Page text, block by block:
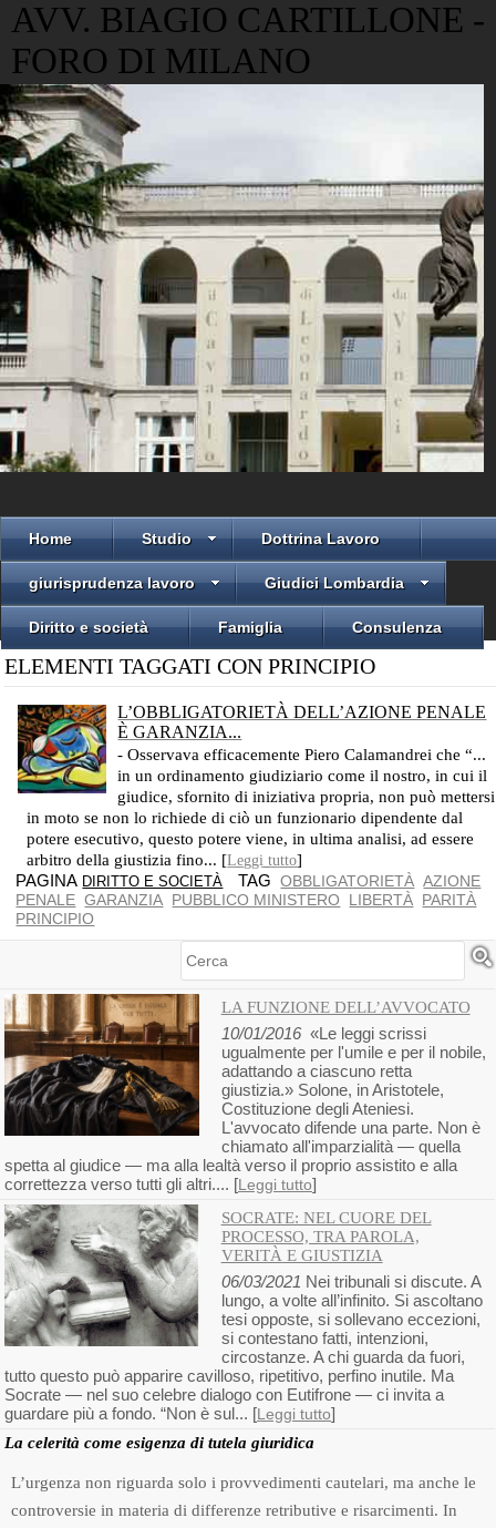
AVV. BIAGIO CARTILLONE -
FORO DI MILANO
Home Studio Dottrina Lavoro
giurisprudenza lavoro Giudici Lombardia
Diritto e società Famiglia Consulenza
ELEMENTI TAGGATI CON PRINCIPIO
L’OBBLIGATORIETÀ DELL’AZIONE PENALE
È GARANZIA...
- Osservava efficacemente Piero Calamandrei che “...
in un ordinamento giudiziario come il nostro, in cui il
giudice, sfornito di iniziativa propria, non può mettersi
in moto se non lo richiede di ciò un funzionario dipendente dal
potere esecutivo, questo potere viene, in ultima analisi, ad essere
arbitro della giustizia fino... [Leggi tutto]
PAGINA DIRITTO E SOCIETÀ TAGOBBLIGATORIETÀ AZIONE
PENALE GARANZIA PUBBLICO MINISTERO LIBERTÀ PARITÀ
PRINCIPIO
Cerca
LA FUNZIONE DELL’AVVOCATO
10/01/2016«Le leggi scrissi
ugualmente per l'umile e per il nobile,
adattando a ciascuno retta
giustizia.» Solone, in Aristotele,
Costituzione degli Ateniesi.
L'avvocato difende una parte. Non è
chiamato all'imparzialità — quella
spetta al giudice — ma alla lealtà verso il proprio assistito e alla
correttezza verso tutti gli altri.... [Leggi tutto]
SOCRATE: NEL CUORE DEL
PROCESSO, TRA PAROLA,
VERITÀ E GIUSTIZIA
06/03/2021 Nei tribunali si discute. A
lungo, a volte all’infinito. Si ascoltano
tesi opposte, si sollevano eccezioni,
si contestano fatti, intenzioni,
circostanze. A chi guarda da fuori,
tutto questo può apparire cavilloso, ripetitivo, perfino inutile. Ma
Socrate — nel suo celebre dialogo con Eutifrone — ci invita a
guardare più a fondo. “Non è sul... [Leggi tutto]
La celerità come esigenza di tutela giuridica
L’urgenza non riguarda solo i provvedimenti cautelari, ma anche le
controversie in materia di differenze retributive e risarcimenti. In